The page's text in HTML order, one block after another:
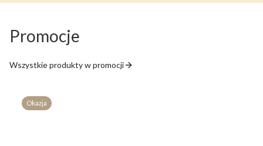
Promocje
Wszystkie produkty w promocji
Okazja